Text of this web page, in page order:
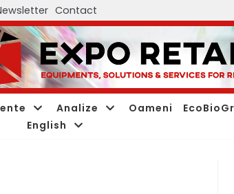
Contact
Analize Oameni
English